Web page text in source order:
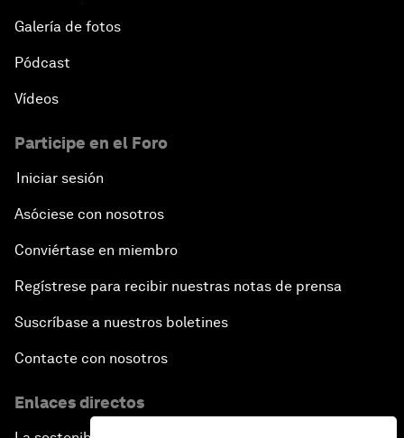
Galería de fotos
Pódcast
Vídeos
Participe en el Foro
Iniciar sesión
Asóciese con nosotros
Conviértase en miembro
Regístrese para recibir nuestras notas de prensa
Suscríbase a nuestros boletines
Contacte con nosotros
Enlaces directos